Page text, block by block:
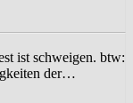
ist schweigen. btw:
der…